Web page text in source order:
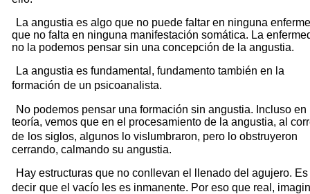
La angustia es algo que no puede faltar en ninguna
que no falta en ninguna manifestación somática. La
no la podemos pensar sin una concepción de la angustia.
La angustia es fundamental, fundamento también en la
formación de un psicoanalista.
No podemos pensar una formación sin angustia. Incluso en
teoría, vemos que en el procesamiento de la angustia, al
de los siglos, algunos lo vislumbraron, pero lo obstruyeron
cerrando, calmando su angustia.
Hay estructuras que no conllevan el llenado del agujero. Es
decir que el vacío les es inmanente. Por eso que real,